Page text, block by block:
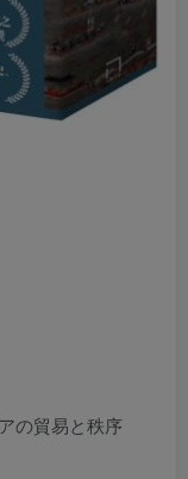
の貿易と秩序